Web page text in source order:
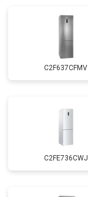
C2F637CFMV
C2FE736CWJ